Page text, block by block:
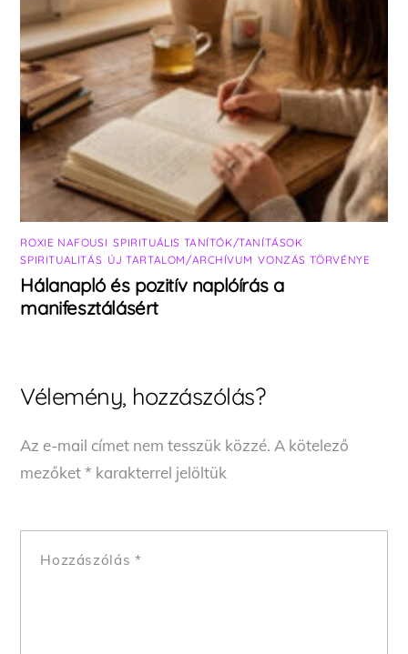
ROXIE NAFOUSI ,SPIRITUÁLIS TANÍTÓK/TANÍTÁSOK
SPIRITUALITÁS ÚJ TARTALOM/ARCHÍVUM ,VONZÁS TÖRVÉNYE
Hálanapló és pozitív naplóírás a
manifesztálásért
Vélemény, hozzászólás?
Az e-mail címet nem tesszük közzé. A kötelező
mezőket* karakterrel jelöltük
Hozzászólás *